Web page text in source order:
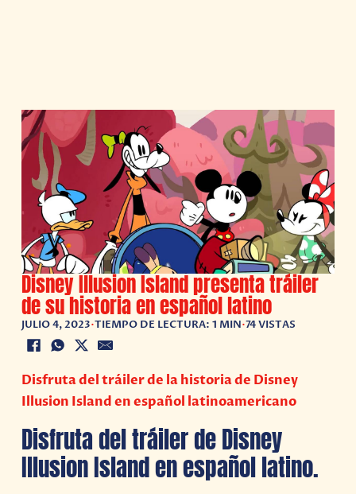
Disney Illusion Island presenta tráiler
de su historia en español latino
JULIO 4, 2023•TIEMPO DE LECTURA: 1 MIN•74 VISTAS
Disfruta del tráiler de la historia de Disney
Illusion Island en español latinoamericano
Disfruta del tráiler de Disney
Illusion Island en español latino.